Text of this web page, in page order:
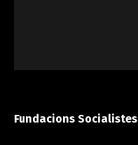
Fundacions Socialistes